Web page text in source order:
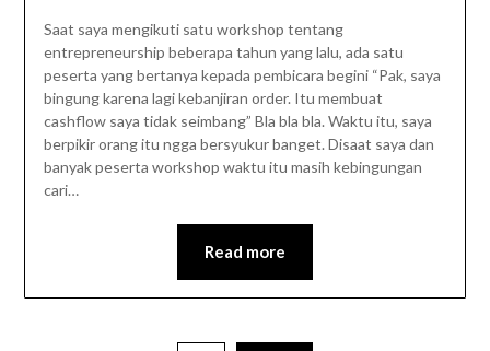
Saat saya mengikuti satu workshop tentang
entrepreneurship beberapa tahun yang lalu, ada satu
peserta yang bertanya kepada pembicara begini “Pak, saya
bingung karena lagi kebanjiran order. Itu membuat
cashflow saya tidak seimbang” Bla bla bla. Waktu itu, saya
berpikir orang itu ngga bersyukur banget. Disaat saya dan
banyak peserta workshop waktu itu masih kebingungan
cari…
Read more